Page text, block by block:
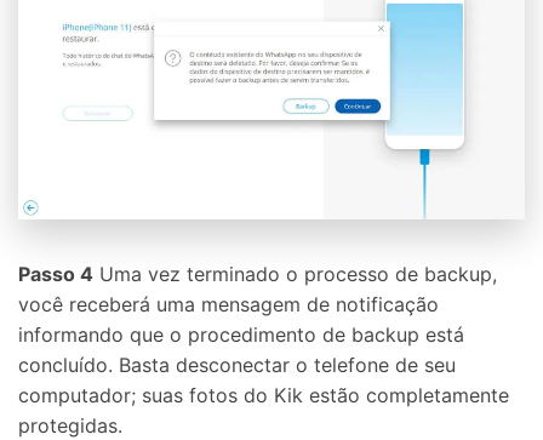
Passo 4 Uma vez terminado o processo de backup,
você receberá uma mensagem de notificação
informando que o procedimento de backup está
concluído. Basta desconectar o telefone de seu
computador; suas fotos do Kik estão completamente
protegidas.